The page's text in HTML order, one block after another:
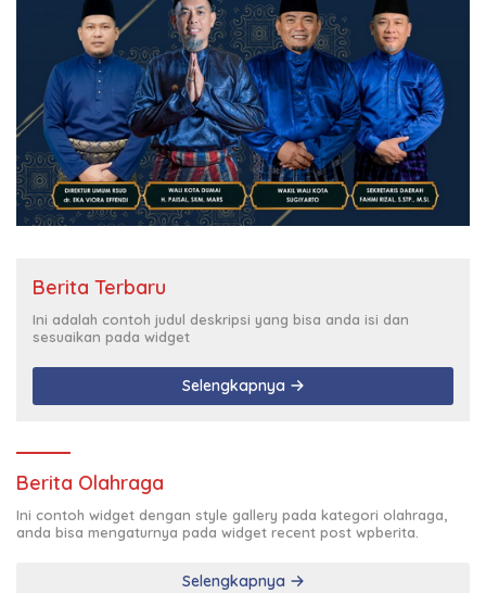
Berita Terbaru
Ini adalah contoh judul deskripsi yang bisa anda isi dan
sesuaikan pada widget
Selengkapnya
Berita Olahraga
Ini contoh widget dengan style gallery pada kategori olahraga,
anda bisa mengaturnya pada widget recent post wpberita.
Selengkapnya